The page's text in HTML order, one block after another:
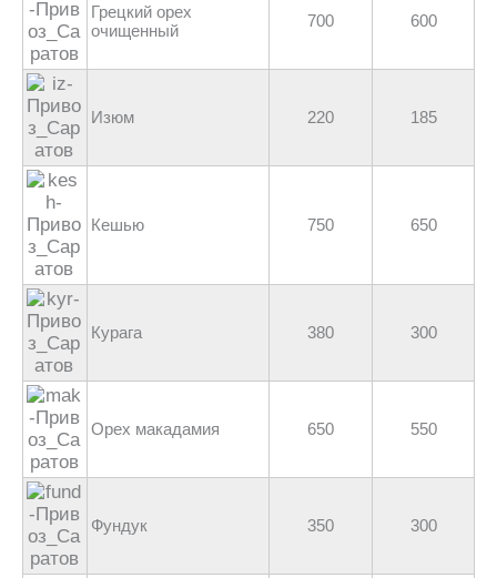
Грецкий орех
очищенный
700 600
Изюм 220 185
Кешью 750 650
Курага 380 300
Орех макадамия 650 550
Фундук 350 300